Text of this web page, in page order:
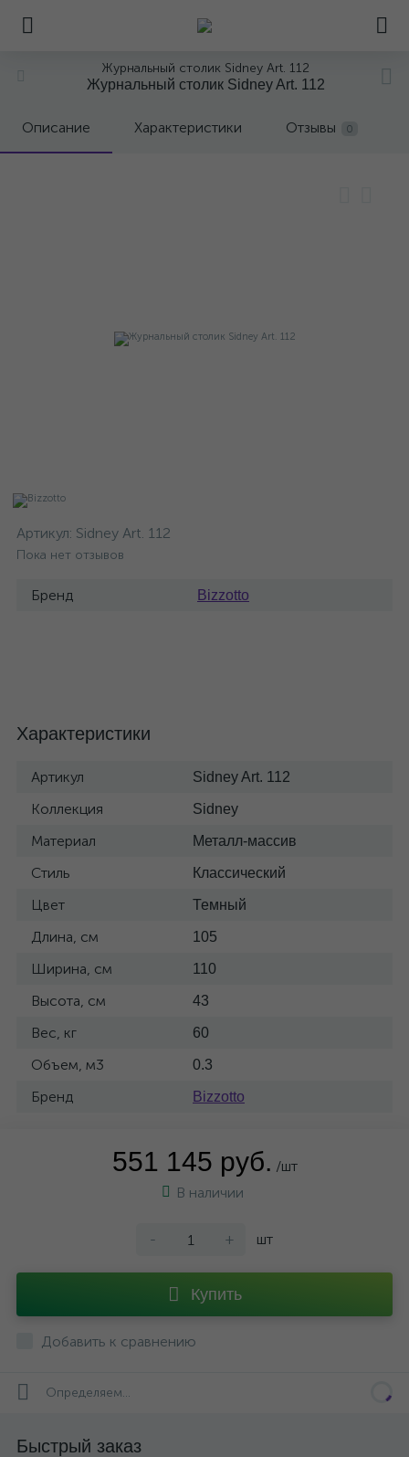
Журнальный столик Sidney Art. 112
Журнальный столик Sidney Art. 112
Описание Характеристики Отзывы 0
Артикул: Sidney Art. 112
Пока нет отзывов
Бренд Bizzotto
Характеристики
Артикул Sidney Art. 112
Коллекция Sidney
Материал Металл-массив
Стиль Классический
Цвет Темный
Длина, см 105
Ширина, см 110
Высота, см 43
Вес, кг 60
Объем, м3 0.3
Бренд Bizzotto
551 145 руб. /шт
В наличии
- + шт
Купить
Добавить к сравнению
Определяем...
Быстрый заказ